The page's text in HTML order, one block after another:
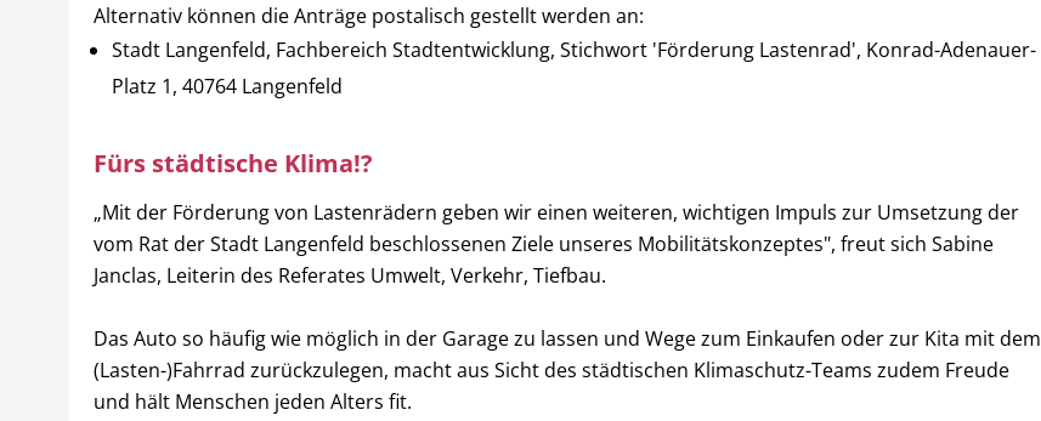
Alternativ können die Anträge postalisch gestellt werden an:
Stadt Langenfeld, Fachbereich Stadtentwicklung, Stichwort 'Förderung Lastenrad', Konrad-Adenauer-
Platz 1, 40764 Langenfeld
Fürs städtische Klima!?
„Mit der Förderung von Lastenrädern geben wir einen weiteren, wichtigen Impuls zur Umsetzung der
vom Rat der Stadt Langenfeld beschlossenen Ziele unseres Mobilitätskonzeptes", freut sich Sabine
Janclas, Leiterin des Referates Umwelt, Verkehr, Tiefbau.
Das Auto so häufig wie möglich in der Garage zu lassen und Wege zum Einkaufen oder zur Kita mit dem
(Lasten-)Fahrrad zurückzulegen, macht aus Sicht des städtischen Klimaschutz-Teams zudem Freude
und hält Menschen jeden Alters fit.